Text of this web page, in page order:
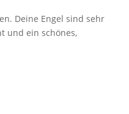
Deine Engel sind sehr
und ein schönes,